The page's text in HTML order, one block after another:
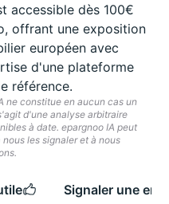
accessible dès 100€
offrant une exposition
européen avec
d'une plateforme
référence.
ne constitue en aucun cas un
d'une analyse arbitraire
à date. epargnoo IA peut
les signaler et à nous
Signaler une